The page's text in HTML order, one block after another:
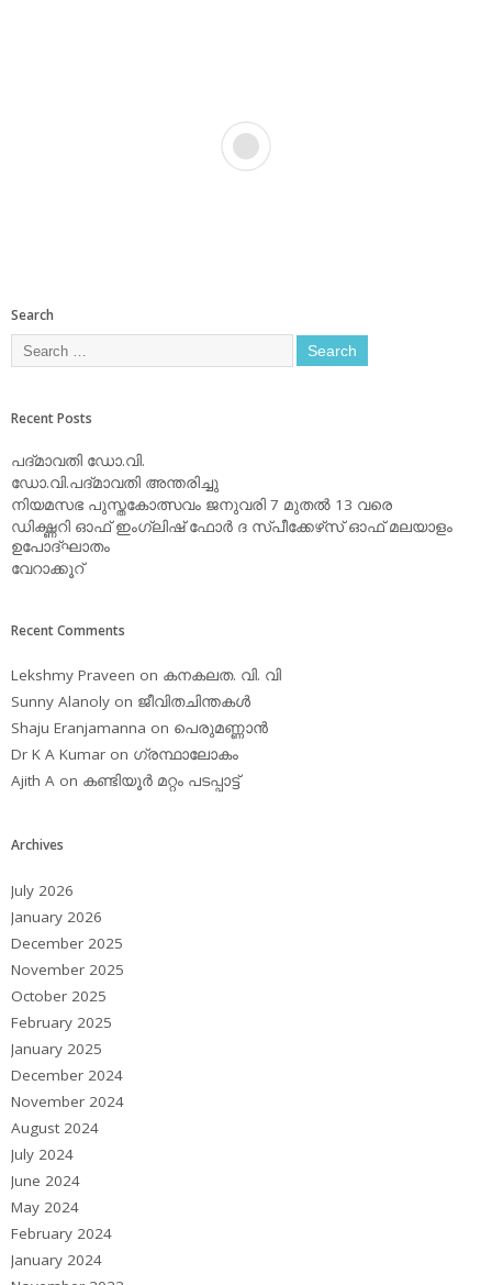
Search
Recent Posts
പദ്മാവതി ഡോ.വി.
ഡോ.വി.പദ്മാവതി അന്തരിച്ചു
നിയമസഭ പുസ്തകോത്സവം ജനുവരി 7 മുതല്‍ 13 വരെ
ഡിക്ഷ്ണറി ഓഫ് ഇംഗ്ലിഷ് ഫോര്‍ ദ സ്പീക്കേഴ്‌സ് ഓഫ് മലയാളം
ഉപോദ്ഘാതം
വേറാക്കൂറ്
Recent Comments
Lekshmy Praveen on കനകലത. വി. വി
Sunny Alanoly on ജീവിതചിന്തകള്‍
Shaju Eranjamanna on പെരുമണ്ണാന്‍
Dr K A Kumar on ഗ്രന്ഥാലോകം
Ajith A on കണ്ടിയൂര്‍ മറ്റം പടപ്പാട്ട്‌
Archives
July 2026
January 2026
December 2025
November 2025
October 2025
February 2025
January 2025
December 2024
November 2024
August 2024
July 2024
June 2024
May 2024
February 2024
January 2024